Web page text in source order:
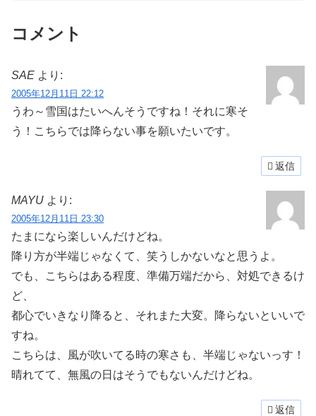
コメント
SAE より:
2005年12月11日 22:12
うわ～雪国はたいへんそうですね！それに寒そ
う！こちらでは降らない事を願いたいです。
返信
MAYU より:
2005年12月11日 23:30
たまになら楽しいんだけどね。
降り方が半端じゃなくて、笑うしかないなと思うよ。
でも、こちらはある程度、準備万端だから、対処できるけ
ど、
都心でいきなり降ると、それまた大変。降らないといいで
すね。
こちらは、風が吹いてる時の寒さも、半端じゃないっす！
晴れてて、無風の日はそうでもないんだけどね。
返信